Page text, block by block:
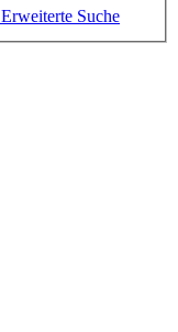
Erweiterte Suche